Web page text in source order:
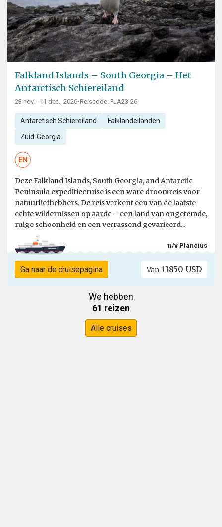
Falkland Islands – South Georgia – Het
Antarctisch Schiereiland
23 nov. - 11 dec., 2026•Reiscode: PLA23-26
Antarctisch Schiereiland Falklandeilanden
Zuid-Georgia
EN
Deze Falkland Islands, South Georgia, and Antarctic
Peninsula expeditiecruise is een ware droomreis voor
natuurliefhebbers. De reis verkent een van de laatste
echte wildernissen op aarde – een land van ongetemde,
ruige schoonheid en een verrassend gevarieerd...
m/v Plancius
Ga naar de cruisepagina Van 13850 USD
We hebben
61 reizen
Alle cruises